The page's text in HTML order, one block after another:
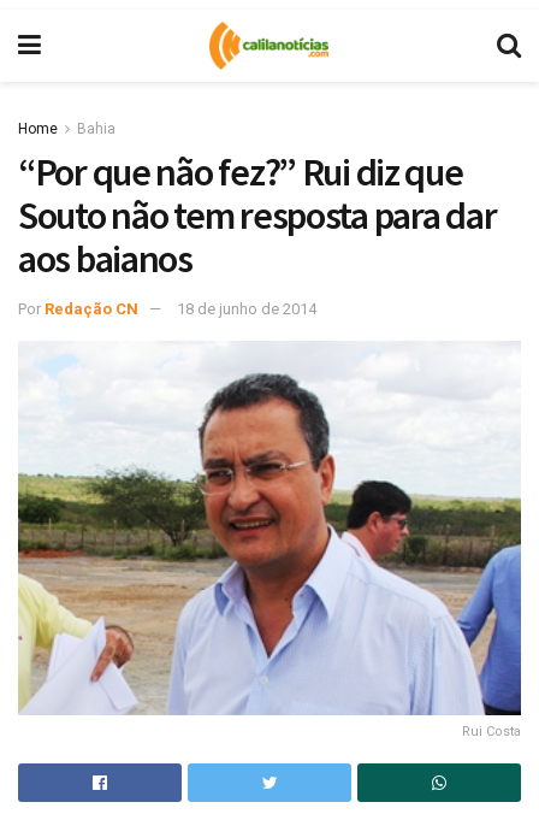
Home Bahia
“Por que não fez?” Rui diz que
Souto não tem resposta para dar
aos baianos
Por Redação CN 18 de junho de 2014
Rui Costa